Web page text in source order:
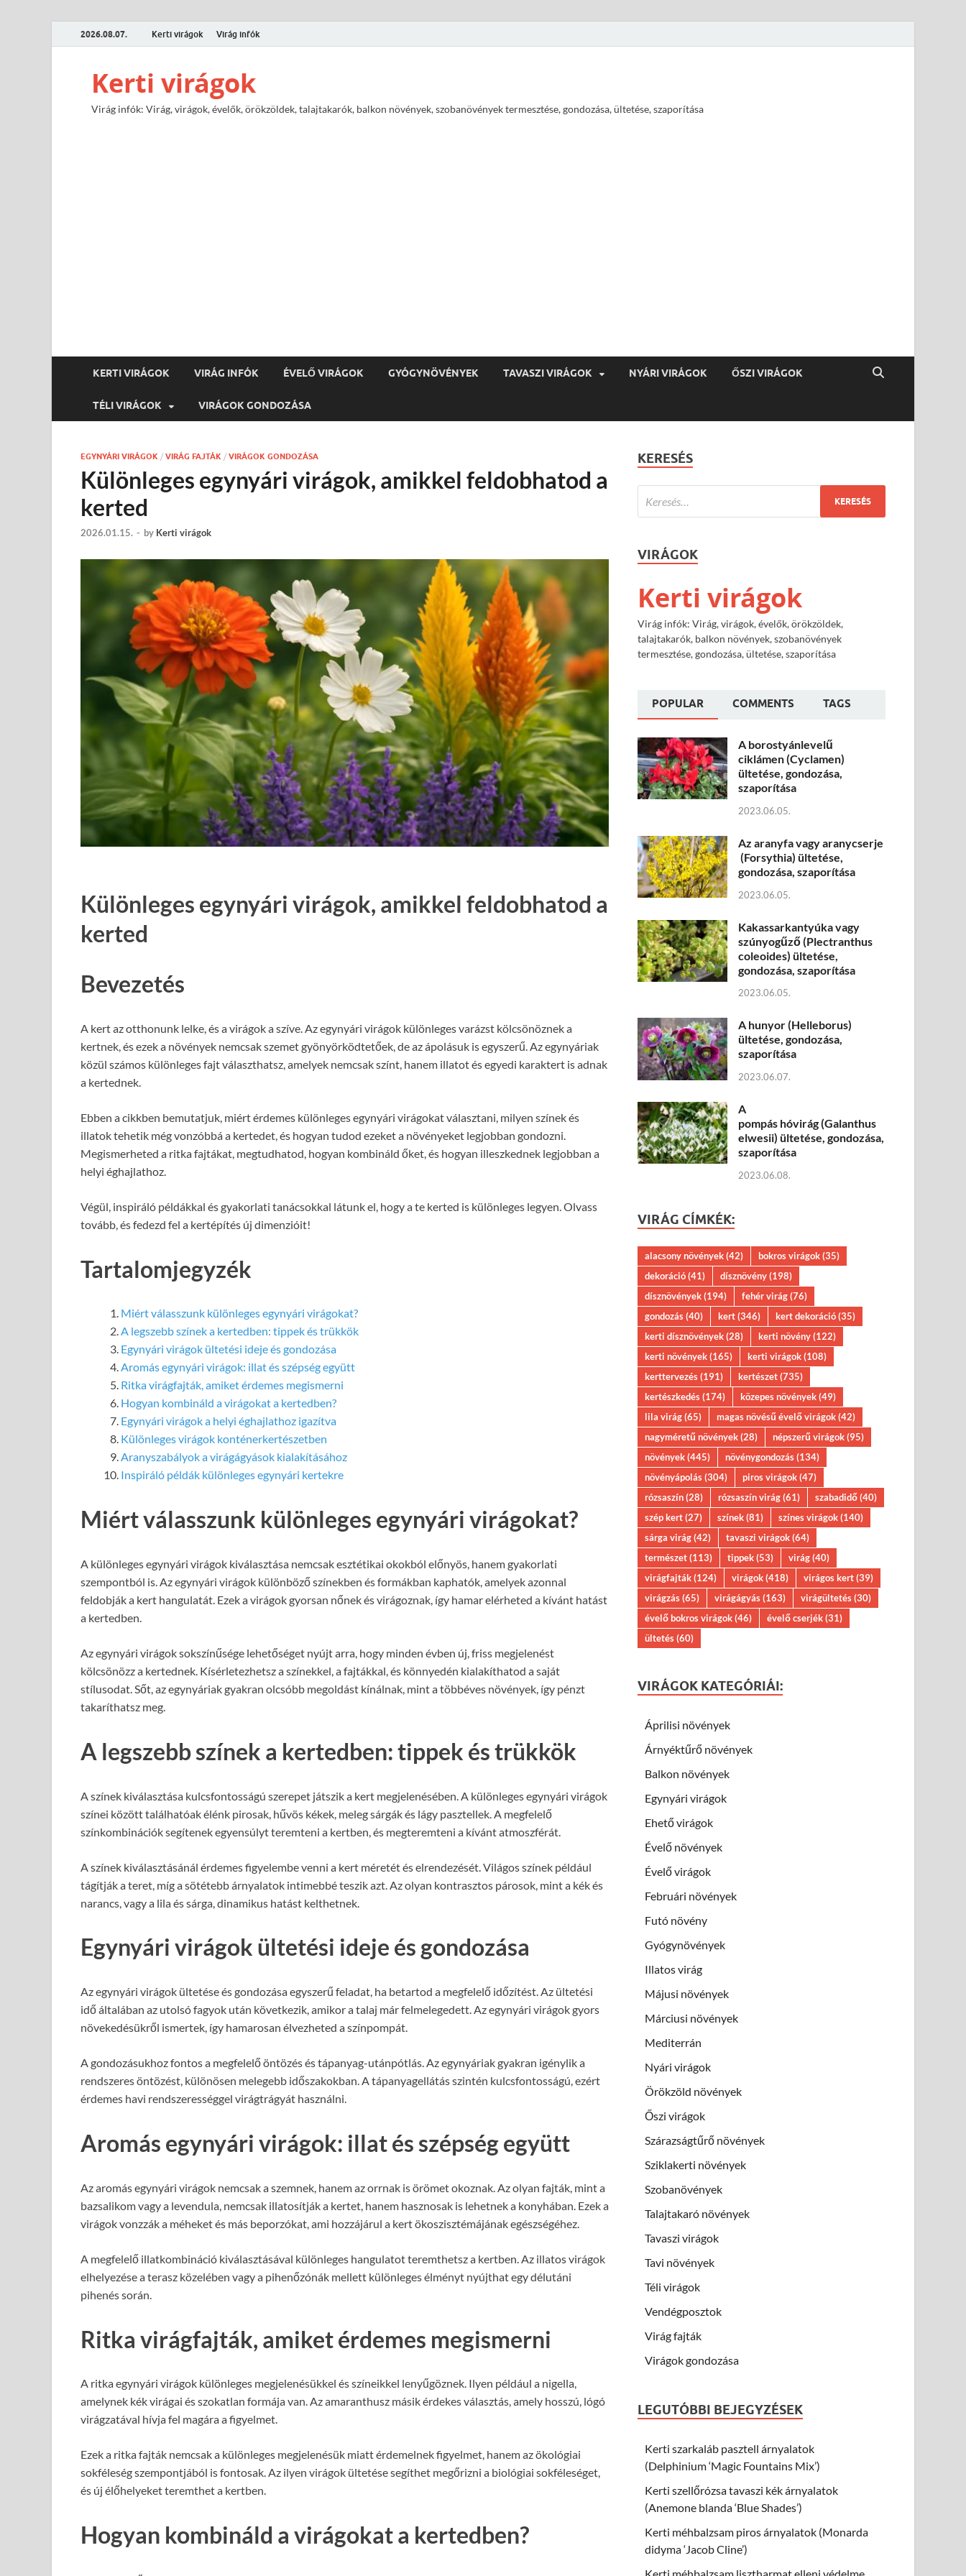
2026.08.07. Kerti virágok Virág infók
Kerti virágok
Virág infók: Virág, virágok, évelők, örökzöldek, talajtakarók, balkon növények, szobanövények termesztése, gondozása, ültetése, szaporítása
KERTI VIRÁGOK VIRÁG INFÓK ÉVELŐ VIRÁGOK GYÓGYNÖVÉNYEK TAVASZI VIRÁGOK NYÁRI VIRÁGOK ŐSZI VIRÁGOK
TÉLI VIRÁGOK VIRÁGOK GONDOZÁSA
EGYNYÁRI VIRÁGOK / VIRÁG FAJTÁK / VIRÁGOK GONDOZÁSA
Különleges egynyári virágok, amikkel feldobhatod a
kerted
2026.01.15. - by Kerti virágok
Különleges egynyári virágok, amikkel feldobhatod a
kerted
Bevezetés
A kert az otthonunk lelke, és a virágok a szíve. Az egynyári virágok különleges varázst kölcsönöznek a
kertnek, és ezek a növények nemcsak szemet gyönyörködtetőek, de az ápolásuk is egyszerű. Az egynyáriak
közül számos különleges fajt választhatsz, amelyek nemcsak színt, hanem illatot és egyedi karaktert is adnak
a kertednek.
Ebben a cikkben bemutatjuk, miért érdemes különleges egynyári virágokat választani, milyen színek és
illatok tehetik még vonzóbbá a kertedet, és hogyan tudod ezeket a növényeket legjobban gondozni.
Megismerheted a ritka fajtákat, megtudhatod, hogyan kombináld őket, és hogyan illeszkednek legjobban a
helyi éghajlathoz.
Végül, inspiráló példákkal és gyakorlati tanácsokkal látunk el, hogy a te kerted is különleges legyen. Olvass
tovább, és fedezd fel a kertépítés új dimenzióit!
Tartalomjegyzék
Miért válasszunk különleges egynyári virágokat?
A legszebb színek a kertedben: tippek és trükkök
Egynyári virágok ültetési ideje és gondozása
Aromás egynyári virágok: illat és szépség együtt
Ritka virágfajták, amiket érdemes megismerni
Hogyan kombináld a virágokat a kertedben?
Egynyári virágok a helyi éghajlathoz igazítva
Különleges virágok konténerkertészetben
Aranyszabályok a virágágyások kialakításához
Inspiráló példák különleges egynyári kertekre
Miért válasszunk különleges egynyári virágokat?
A különleges egynyári virágok kiválasztása nemcsak esztétikai okokból előnyös, hanem gyakorlati
szempontból is. Az egynyári virágok különböző színekben és formákban kaphatók, amelyek azonnal
feldobják a kert hangulatát. Ezek a virágok gyorsan nőnek és virágoznak, így hamar elérheted a kívánt hatást
a kertedben.
Az egynyári virágok sokszínűsége lehetőséget nyújt arra, hogy minden évben új, friss megjelenést
kölcsönözz a kertednek. Kísérletezhetsz a színekkel, a fajtákkal, és könnyedén kialakíthatod a saját
stílusodat. Sőt, az egynyáriak gyakran olcsóbb megoldást kínálnak, mint a többéves növények, így pénzt
takaríthatsz meg.
A legszebb színek a kertedben: tippek és trükkök
A színek kiválasztása kulcsfontosságú szerepet játszik a kert megjelenésében. A különleges egynyári virágok
színei között találhatóak élénk pirosak, hűvös kékek, meleg sárgák és lágy pasztellek. A megfelelő
színkombinációk segítenek egyensúlyt teremteni a kertben, és megteremteni a kívánt atmoszférát.
A színek kiválasztásánál érdemes figyelembe venni a kert méretét és elrendezését. Világos színek például
tágítják a teret, míg a sötétebb árnyalatok intimebbé teszik azt. Az olyan kontrasztos párosok, mint a kék és
narancs, vagy a lila és sárga, dinamikus hatást kelthetnek.
Egynyári virágok ültetési ideje és gondozása
Az egynyári virágok ültetése és gondozása egyszerű feladat, ha betartod a megfelelő időzítést. Az ültetési
idő általában az utolsó fagyok után következik, amikor a talaj már felmelegedett. Az egynyári virágok gyors
növekedésükről ismertek, így hamarosan élvezheted a színpompát.
A gondozásukhoz fontos a megfelelő öntözés és tápanyag-utánpótlás. Az egynyáriak gyakran igénylik a
rendszeres öntözést, különösen melegebb időszakokban. A tápanyagellátás szintén kulcsfontosságú, ezért
érdemes havi rendszerességgel virágtrágyát használni.
Aromás egynyári virágok: illat és szépség együtt
Az aromás egynyári virágok nemcsak a szemnek, hanem az orrnak is örömet okoznak. Az olyan fajták, mint a
bazsalikom vagy a levendula, nemcsak illatosítják a kertet, hanem hasznosak is lehetnek a konyhában. Ezek a
virágok vonzzák a méheket és más beporzókat, ami hozzájárul a kert ökoszisztémájának egészségéhez.
A megfelelő illatkombináció kiválasztásával különleges hangulatot teremthetsz a kertben. Az illatos virágok
elhelyezése a terasz közelében vagy a pihenőzónák mellett különleges élményt nyújthat egy délutáni
pihenés során.
Ritka virágfajták, amiket érdemes megismerni
A ritka egynyári virágok különleges megjelenésükkel és színeikkel lenyűgöznek. Ilyen például a nigella,
amelynek kék virágai és szokatlan formája van. Az amaranthusz másik érdekes választás, amely hosszú, lógó
virágzatával hívja fel magára a figyelmet.
Ezek a ritka fajták nemcsak a különleges megjelenésük miatt érdemelnek figyelmet, hanem az ökológiai
sokféleség szempontjából is fontosak. Az ilyen virágok ültetése segíthet megőrizni a biológiai sokféleséget,
és új élőhelyeket teremthet a kertben.
Hogyan kombináld a virágokat a kertedben?
KERESÉS
VIRÁGOK
Kerti virágok
Virág infók: Virág, virágok, évelők, örökzöldek,
talajtakarók, balkon növények, szobanövények
termesztése, gondozása, ültetése, szaporítása
POPULAR COMMENTS TAGS
A borostyánlevelű
ciklámen (Cyclamen)
ültetése, gondozása,
szaporítása
2023.06.05.
Az aranyfa vagy aranycserje
(Forsythia) ültetése,
gondozása, szaporítása
2023.06.05.
Kakassarkantyúka vagy
szúnyogűző (Plectranthus
coleoides) ültetése,
gondozása, szaporítása
2023.06.05.
A hunyor (Helleborus)
ültetése, gondozása,
szaporítása
2023.06.07.
A
pompás hóvirág (Galanthus
elwesii) ültetése, gondozása,
szaporítása
2023.06.08.
VIRÁG CÍMKÉK:
alacsony növények(42) bokros virágok(35)
dekoráció(41) dísznövény(198)
dísznövények(194) fehér virág(76)
gondozás(40) kert(346) kert dekoráció(35)
kerti dísznövények(28) kerti növény(122)
kerti növények(165) kerti virágok(108)
kerttervezés(191) kertészet(735)
kertészkedés(174) közepes növények(49)
lila virág(65) magas növésű évelő virágok(42)
nagyméretű növények(28) népszerű virágok(95)
növények(445) növénygondozás(134)
növényápolás(304) piros virágok(47)
rózsaszín(28) rózsaszín virág(61) szabadidő(40)
szép kert(27) színek(81) színes virágok(140)
sárga virág(42) tavaszi virágok(64)
természet(113) tippek(53) virág(40)
virágfajták(124) virágok(418) virágos kert(39)
virágzás(65) virágágyás(163) virágültetés(30)
évelő bokros virágok(46) évelő cserjék(31)
ültetés(60)
VIRÁGOK KATEGÓRIÁI:
Áprilisi növények
Árnyéktűrő növények
Balkon növények
Egynyári virágok
Ehető virágok
Évelő növények
Évelő virágok
Februári növények
Futó növény
Gyógynövények
Illatos virág
Májusi növények
Márciusi növények
Mediterrán
Nyári virágok
Örökzöld növények
Őszi virágok
Szárazságtűrő növények
Sziklakerti növények
Szobanövények
Talajtakaró növények
Tavaszi virágok
Tavi növények
Téli virágok
Vendégposztok
Virág fajták
Virágok gondozása
LEGUTÓBBI BEJEGYZÉSEK
Kerti szarkaláb pasztell árnyalatok
(Delphinium ‘Magic Fountains Mix’)
Kerti szellőrózsa tavaszi kék árnyalatok
(Anemone blanda ‘Blue Shades’)
Kerti méhbalzsam piros árnyalatok (Monarda
didyma ‘Jacob Cline’)